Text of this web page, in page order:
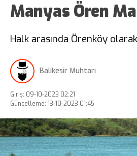
Manyas Ören
Halk arasında Örenköy
Balıkesir Muhtarı
Giriş: 09-10-2023 02:21
Güncelleme: 13-10-2023 01:45